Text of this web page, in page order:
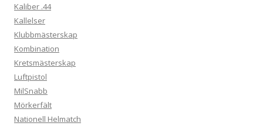
Kaliber .44
Kallelser
Klubbmästerskap
Kombination
Kretsmästerskap
Luftpistol
MilSnabb
Mörkerfält
Nationell Helmatch